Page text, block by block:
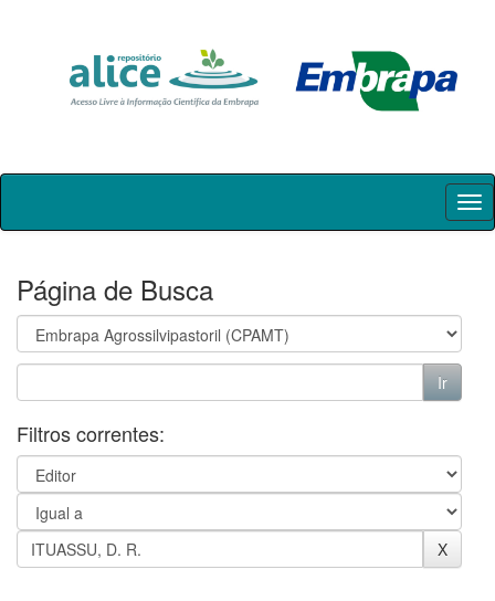
Skip
Página de Busca
Filtros correntes: